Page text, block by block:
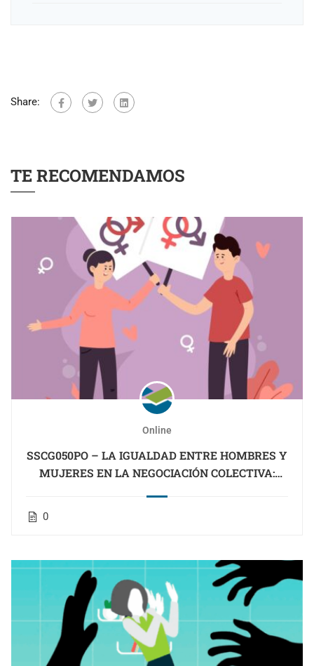
Share:
TE RECOMENDAMOS
Online
SSCG050PO – LA IGUALDAD ENTRE HOMBRES Y
MUJERES EN LA NEGOCIACIÓN COLECTIVA:
0